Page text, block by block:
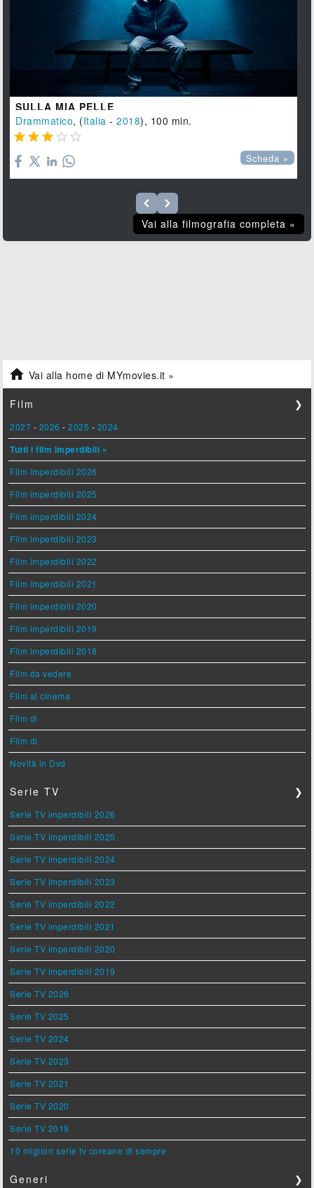
SULLA MIA PELLE
Drammatico, (Italia -2018), 100 min.
    
Scheda »
Vai alla filmografia completa »
 Vai alla home di MYmovies.it »
Film ❯
2027 - 2026 -2025 - 2024
Tutti i film imperdibili »
Film imperdibili 2026
Film imperdibili 2025
Film imperdibili 2024
Film imperdibili 2023
Film imperdibili 2022
Film imperdibili 2021
Film imperdibili 2020
Film imperdibili 2019
Film imperdibili 2018
Film da vedere
Film al cinema
Film di
Film di
Novità in Dvd
Serie TV ❯
Serie TV imperdibili 2026
Serie TV imperdibili 2025
Serie TV imperdibili 2024
Serie TV imperdibili 2023
Serie TV imperdibili 2022
Serie TV imperdibili 2021
Serie TV imperdibili 2020
Serie TV imperdibili 2019
Serie TV 2026
Serie TV 2025
Serie TV 2024
Serie TV 2023
Serie TV 2021
Serie TV 2020
Serie TV 2019
10 migliori serie tv coreane di sempre
Generi ❯